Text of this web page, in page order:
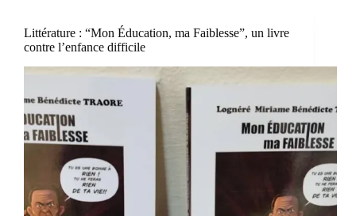
Littérature : “Mon Éducation, ma Faiblesse”, un livre
contre l’enfance difficile